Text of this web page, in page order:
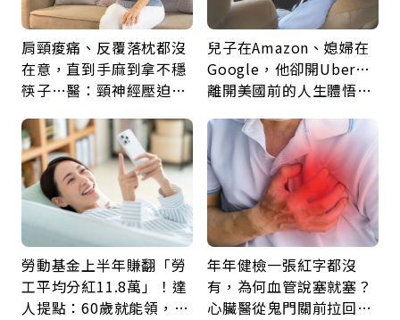
肩頸痠痛、反覆落枕都沒
在意，直到手麻到拿不穩
筷子…醫：頸神經壓迫上
鍵
兒子在Amazon、媳婦在
Google，他卻開Uber…
離開美國前的人生體悟：
勞動基金上半年賺翻「勞
工平均分紅11.8萬」！達
人提點：60歲就能領，重
年年健檢一張紅字都沒
有，為何血管說塞就塞？
心臟醫從鬼門關前拉回病